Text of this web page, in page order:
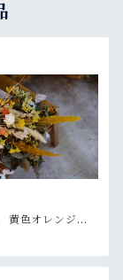
黄色オレンジの
グ